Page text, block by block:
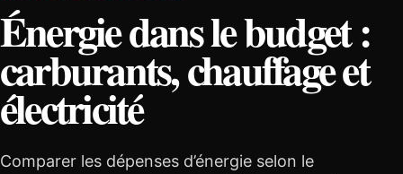
Énergie dans le budget :
carburants, chauffage et
électricité
Comparer les dépenses d’énergie selon le